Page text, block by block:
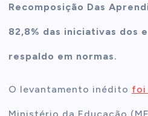
Recomposição Das
82,8% das iniciativas dos
respaldo em normas.
O levantamento inédito foi